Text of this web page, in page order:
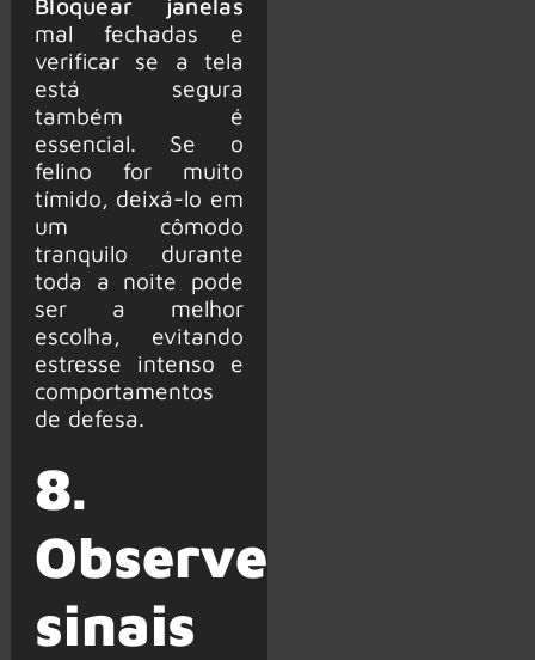
mal fechadas e
verificar se a tela
está segura
também é
essencial. Se o
felino for muito
tímido, deixá-lo em
um cômodo
tranquilo durante
toda a noite pode
ser a melhor
escolha, evitando
estresse intenso e
comportamentos
de defesa.
8.
Observe
sinais